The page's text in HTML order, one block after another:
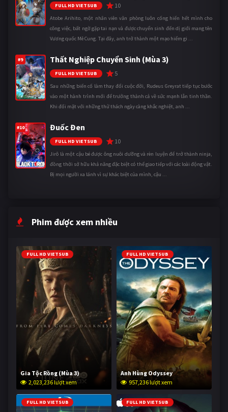
FULL HD VIETSUB 10
Atobe Arihito, một nhân viên văn phòng luôn cống hiến hết mình cho
công việc, bất ngờ gặp tai nạn và được chuyển sinh đến dị giới mang tên
Vương quốc Mê Cung. Tại đây, anh trở thành một mạo hiểm gi ...
#9 Thất Nghiệp Chuyển Sinh (Mùa 3)
FULL HD VIETSUB 5
Sau những biến cố làm thay đổi cuộc đời, Rudeus Greyrat tiếp tục bước
vào một hành trình mới để trưởng thành cả về sức mạnh lẫn tinh thần.
Khi đối mặt với những thử thách ngày càng khắc nghiệt, anh ...
#10 Đuốc Đen
FULL HD VIETSUB 10
Jirô là một cậu bé được ông nuôi dưỡng và rèn luyện để trở thành ninja,
đồng thời sở hữu khả năng đặc biệt có thể giao tiếp với các loài động vật.
Bị mọi người xa lánh vì sự khác biệt của mình, cậu ...
Phim được xem nhiều
FULL HD VIETSUB
Gia Tộc Rồng (Mùa 3)
2,023,236 lượt xem
FULL HD VIETSUB
Anh Hùng Odyssey
957,236 lượt xem
FULL HD VIETSUB FULL HD VIETSUB